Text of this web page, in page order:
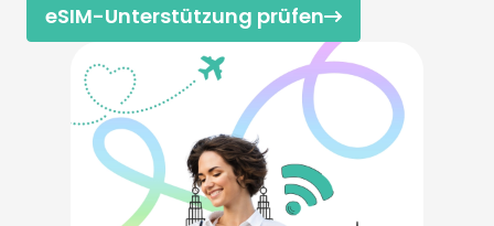
eSIM-Unterstützung prüfen